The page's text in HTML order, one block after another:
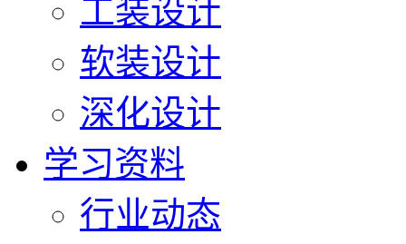
工装设计
软装设计
深化设计
学习资料
行业动态